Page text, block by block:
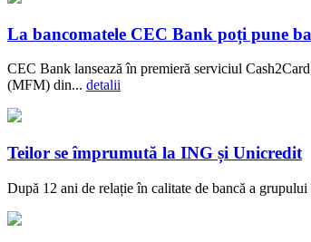
La bancomatele CEC Bank poți pune
CEC Bank lansează în premieră serviciul
(MFM) din... detalii
Teilor se împrumută la ING și Unicredit
După 12 ani de relație în calitate de bancă a